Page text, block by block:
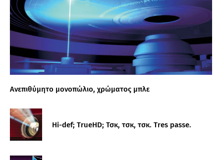
Ανεπιθύμητο μονοπώλιο, χρώματος μπλε
Hi-def; TrueHD; Τσκ, τσκ, τσκ. Tres passe.